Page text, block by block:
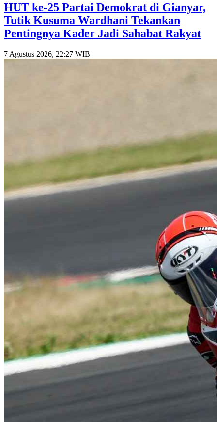
HUT ke-25 Partai Demokrat di Gianyar,
Tutik Kusuma Wardhani Tekankan
Pentingnya Kader Jadi Sahabat Rakyat
7 Agustus 2026, 22:27 WIB